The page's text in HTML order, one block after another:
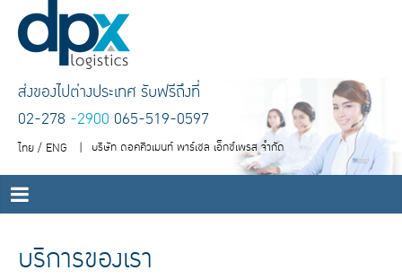
ส่งของไปต่างประเทศ รับฟรีถึงที่
02-278 -2900 065-519-0597
ไทย / ENG | บริษัท ดอคคิวเมนท์ พาร์เซล เอ็กซ์เพรส จำกัด
บริการของเรา